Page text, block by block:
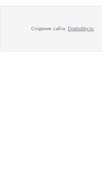
Создание сайта: Dnahobby.ru